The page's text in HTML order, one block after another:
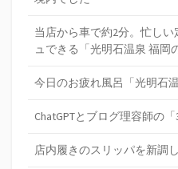
当店から車で約2分。忙し
ュできる「光明石温泉 福岡
今日のお疲れ風呂「光明石
ChatGPTとブログ理容師の
店内履きのスリッパを新調し